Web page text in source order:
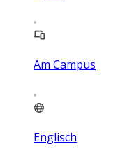
Am Campus
Englisch